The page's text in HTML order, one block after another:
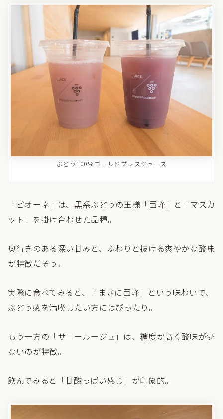
ぶどう100％コールドプレスジュース
「ピオーネ」は、黒系ぶどうの王様「巨峰」と「マスカ
ット」を掛け合わせた品種。
奥行きのある深い甘みと、ふわりと抜ける爽やかな酸味
が特徴だそう。
実際に食べてみると、「まさに巨峰」という味わいで、
ぶどう感を満喫したい方にはぴったり。
もう一方の「サニールージュ」は、糖度が高く酸味が少
ないのが特徴。
飲んでみると「甘酸っぱい感じ」が印象的。